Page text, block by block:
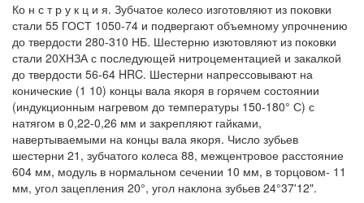
Ко н с т р у к ц и я. Зубчатое колесо изготовляют из поковки
стали 55 ГОСТ 1050-74 и подвергают объемному упрочнению
до твердости 280-310 НБ. Шестерню изютовляют из поковки
стали 20ХНЗА с последующей нитроцементацией и закалкой
до твердости 56-64 HRC. Шестерни напрессовывают на
конические (1 10) концы вала якоря в горячем состоянии
(индукционным нагревом до температуры 150-180° С) с
натягом в 0,22-0,26 мм и закрепляют гайками,
навертываемыми на концы вала якоря. Число зубьев
шестерни 21, зубчатого колеса 88, межцентровое расстояние
604 мм, модуль в нормальном сечении 10 мм, в торцовом- 11
мм, угол зацепления 20°, угол наклона зубьев 24°37'12".